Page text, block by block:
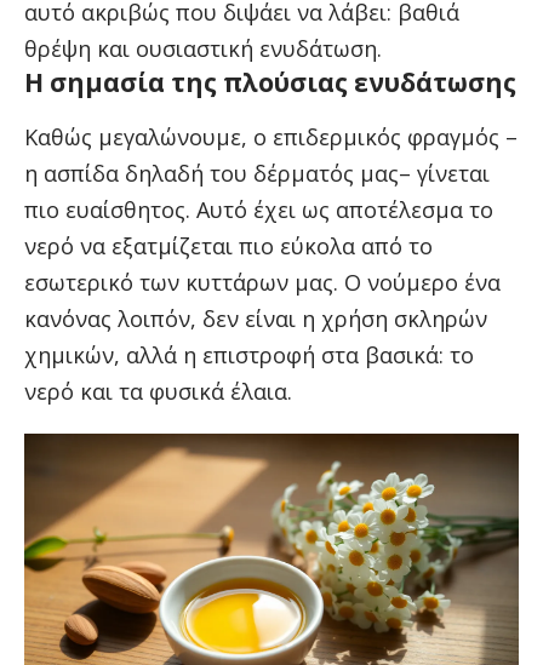
αυτό ακριβώς που διψάει να λάβει: βαθιά
θρέψη και ουσιαστική ενυδάτωση.
Η σημασία της πλούσιας ενυδάτωσης
Καθώς μεγαλώνουμε, ο επιδερμικός φραγμός –
η ασπίδα δηλαδή του δέρματός μας– γίνεται
πιο ευαίσθητος. Αυτό έχει ως αποτέλεσμα το
νερό να εξατμίζεται πιο εύκολα από το
εσωτερικό των κυττάρων μας. Ο νούμερο ένα
κανόνας λοιπόν, δεν είναι η χρήση σκληρών
χημικών, αλλά η επιστροφή στα βασικά: το
νερό και τα φυσικά έλαια.